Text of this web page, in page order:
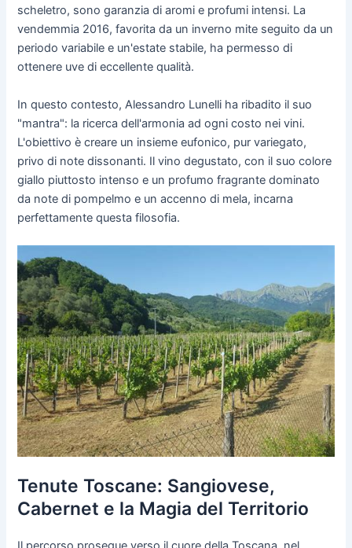
scheletro, sono garanzia di aromi e profumi intensi. La
vendemmia 2016, favorita da un inverno mite seguito da un
periodo variabile e un'estate stabile, ha permesso di
ottenere uve di eccellente qualità.
In questo contesto, Alessandro Lunelli ha ribadito il suo
"mantra": la ricerca dell'armonia ad ogni costo nei vini.
L'obiettivo è creare un insieme eufonico, pur variegato,
privo di note dissonanti. Il vino degustato, con il suo colore
giallo piuttosto intenso e un profumo fragrante dominato
da note di pompelmo e un accenno di mela, incarna
perfettamente questa filosofia.
Tenute Toscane: Sangiovese,
Cabernet e la Magia del Territorio